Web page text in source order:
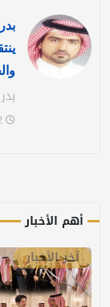
أهم الأخبار
آخر الأخبار